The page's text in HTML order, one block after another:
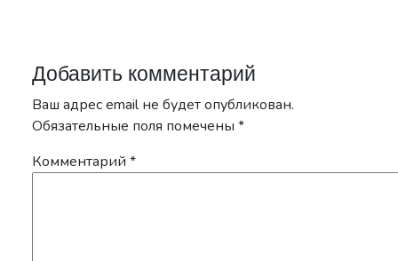
Добавить комментарий
Ваш адрес email не будет опубликован.
Обязательные поля помечены *
Комментарий *